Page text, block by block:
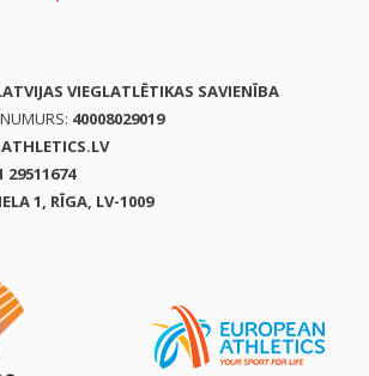
VIEGLATLĒTIKAS SAVIENĪBA
40008029019
29511674
1, RĪGA, LV-1009